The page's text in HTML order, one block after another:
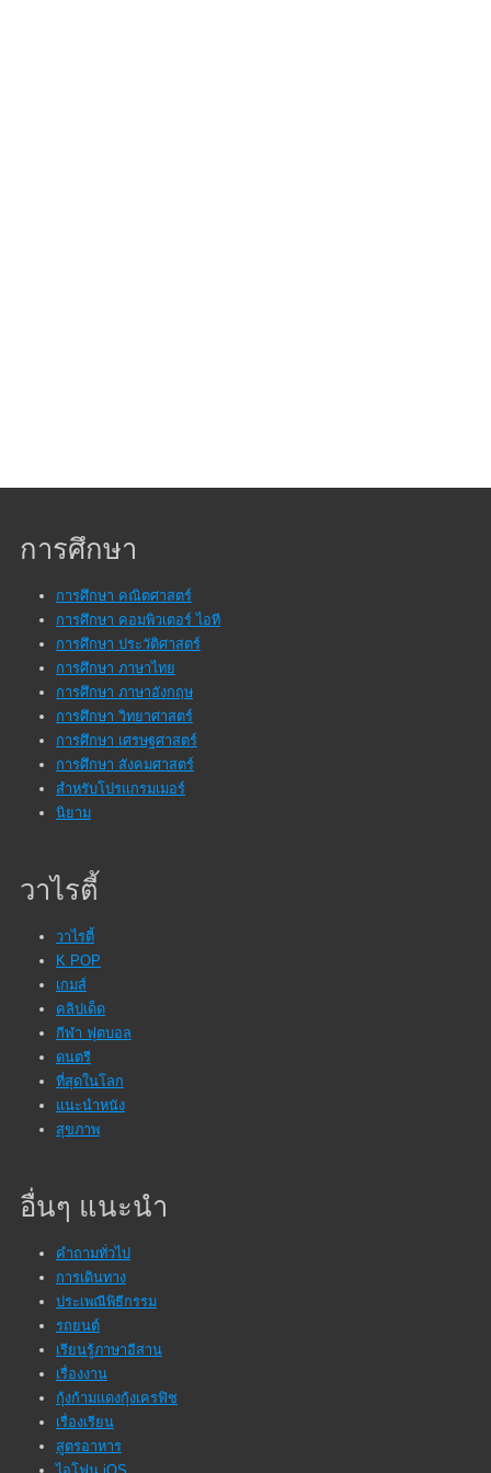
การศึกษา
การศึกษา คณิตศาสตร์
การศึกษา คอมพิวเตอร์ ไอที
การศึกษา ประวัติศาสตร์
การศึกษา ภาษาไทย
การศึกษา ภาษาอังกฤษ
การศึกษา วิทยาศาสตร์
การศึกษา เศรษฐศาสตร์
การศึกษา สังคมศาสตร์
สำหรับโปรแกรมเมอร์
นิยาม
วาไรตี้
วาไรตี้
K POP
เกมส์
คลิปเด็ด
กีฬา ฟุตบอล
ดนตรี
ที่สุดในโลก
แนะนำหนัง
สุขภาพ
อื่นๆ แนะนำ
คำถามทั่วไป
การเดินทาง
ประเพณีพิธีกรรม
รถยนต์
เรียนรู้ภาษาอีสาน
เรื่องงาน
กุ้งก้ามแดงกุ้งเครฟิช
เรื่องเรียน
สูตรอาหาร